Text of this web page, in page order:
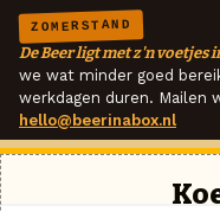
ZOMERSTAND
De Beer ligt met z'n voetjes
we wat minder goed
werkdagen duren. Mailen
hello@beerinabox.nl